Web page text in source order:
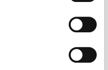
pour un look casual.
EN FONCTION DE